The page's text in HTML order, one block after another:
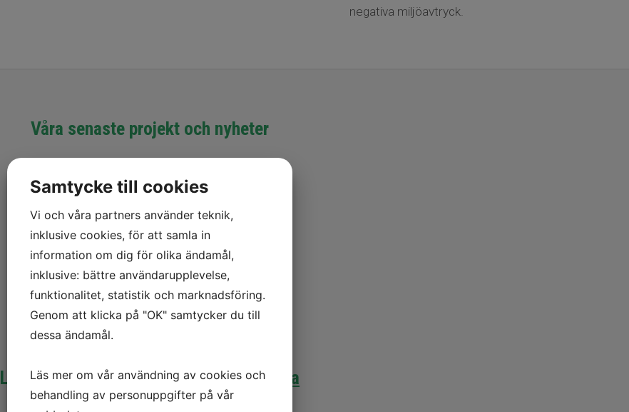
negativa miljöavtryck.
Våra senaste projekt och nyheter
Läs om fler projekt på vårInstagram-sida
Samtycke till cookies
Vi och våra partners använder teknik,
inklusive cookies, för att samla in
information om dig för olika ändamål,
inklusive: bättre användarupplevelse,
funktionalitet, statistik och marknadsföring.
Genom att klicka på "OK" samtycker du till
dessa ändamål.
Läs mer om vår användning av cookies och
behandling av personuppgifter på vår